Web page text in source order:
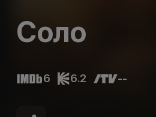
Соло
6 6.2 --